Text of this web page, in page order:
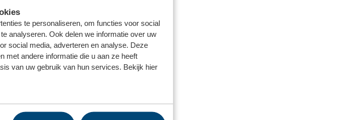
te personaliseren, om functies voor social
analyseren. Ook delen we informatie over uw
social media, adverteren en analyse. Deze
met andere informatie die u aan ze heeft
van uw gebruik van hun services. Bekijk hier
en Ooststellingwerf tegen het tarief van €